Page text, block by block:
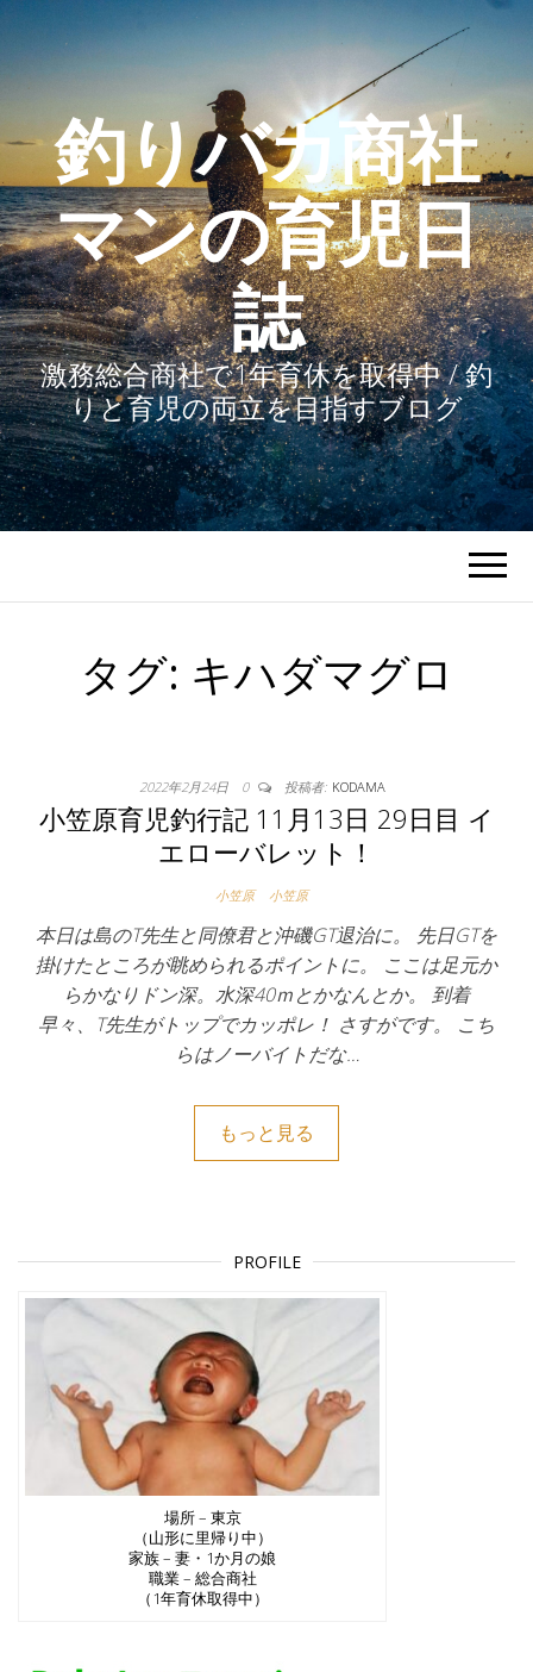
釣りバカ商社
マンの育児日
誌
激務総合商社で1年育休を取得中 / 釣
りと育児の両立を目指すブログ
タグ: キハダマグロ
2022年2月24日 0 投稿者: KODAMA
小笠原育児釣行記 11月13日 29日目 イ
エローバレット！
小笠原 小笠原
本日は島のT先生と同僚君と沖磯GT退治に。 先日GTを
掛けたところが眺められるポイントに。 ここは足元か
らかなりドン深。水深40ｍとかなんとか。 到着
早々、T先生がトップでカッポレ！ さすがです。 こち
らはノーバイトだな…
もっと見る
PROFILE
場所 – 東京
（山形に里帰り中）
家族 – 妻・1か月の娘
職業 – 総合商社
（1年育休取得中）